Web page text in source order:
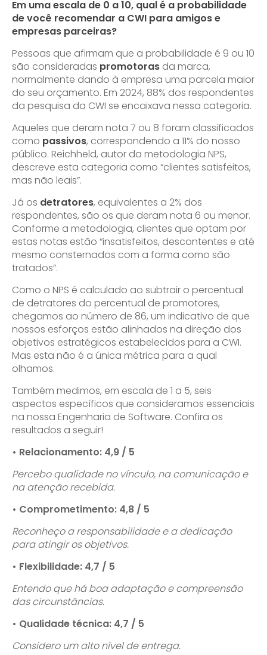
Em uma escala de 0 a 10, qual é a probabilidade
de você recomendar a CWI para amigos e
empresas parceiras?
Pessoas que afirmam que a probabilidade é 9 ou 10
são consideradas promotoras da marca,
normalmente dando à empresa uma parcela maior
do seu orçamento. Em 2024, 88% dos respondentes
da pesquisa da CWI se encaixava nessa categoria.
Aqueles que deram nota 7 ou 8 foram classificados
como passivos, correspondendo a 11% do nosso
público. Reichheld, autor da metodologia NPS,
descreve esta categoria como “clientes satisfeitos,
mas não leais”.
Já os detratores, equivalentes a 2% dos
respondentes, são os que deram nota 6 ou menor.
Conforme a metodologia, clientes que optam por
estas notas estão “insatisfeitos, descontentes e até
mesmo consternados com a forma como são
tratados”.
Como o NPS é calculado ao subtrair o percentual
de detratores do percentual de promotores,
chegamos ao número de 86, um indicativo de que
nossos esforços estão alinhados na direção dos
objetivos estratégicos estabelecidos para a CWI.
Mas esta não é a única métrica para a qual
olhamos.
Também medimos, em escala de 1 a 5, seis
aspectos específicos que consideramos essenciais
na nossa Engenharia de Software. Confira os
resultados a seguir!
• Relacionamento: 4,9 / 5
Percebo qualidade no vínculo, na comunicação e
na atenção recebida.
• Comprometimento: 4,8 / 5
Reconheço a responsabilidade e a dedicação
para atingir os objetivos.
• Flexibilidade: 4,7 / 5
Entendo que há boa adaptação e compreensão
das circunstâncias.
• Qualidade técnica: 4,7 / 5
Considero um alto nível de entrega.